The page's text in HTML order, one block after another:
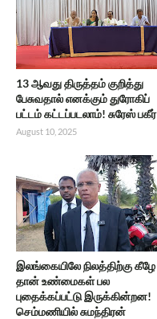
13 ஆவது திருத்தம் குறித்து
பேசுவதால் எனக்கும் துரோகிப்
பட்டம் கட்டப்படலாம்! சுரேஸ் பகீர்
August 10, 2025
இலங்கையிலே நிலத்திற்கு கீழே
தான் உண்மைகள் பல
புதைக்கப்பட்டு இருக்கின்றன!
செம்மணியில் சுமந்திரன்